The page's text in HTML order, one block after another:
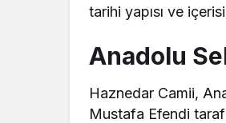
tarihi yapısı ve
Anadolu
Haznedar Camii,
Mustafa Efendi